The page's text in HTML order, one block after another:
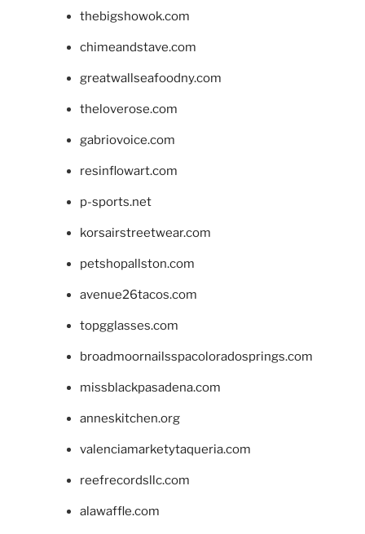
thebigshowok.com
chimeandstave.com
greatwallseafoodny.com
theloverose.com
gabriovoice.com
resinflowart.com
p-sports.net
korsairstreetwear.com
petshopallston.com
avenue26tacos.com
topgglasses.com
broadmoornailsspacoloradosprings.com
missblackpasadena.com
anneskitchen.org
valenciamarketytaqueria.com
reefrecordsllc.com
alawaffle.com